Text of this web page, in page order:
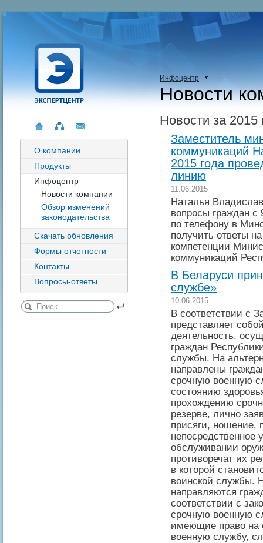
О компании
Продукты
Инфоцентр
Новости компании
Обзор изменений
законодательства
Скачать обновления
Формы отчетности
Контакты
Вопросы-ответы
Инфоцентр
Новости
Новости за 2015
Заместитель
коммуникаций
2015 года
линию
11.06.2015
Наталья
вопросы граждан с
по телефону в
получить ответы
компетенции
коммуникаций
В Беларуси
службе»
10.06.2015
В соответствии с
представляет
деятельность,
граждан
службы. На
направлены
срочную военную
состоянию
прохождению
резерве, лично
присяги, ношение,
непосредственное
обслуживании
противоречат их
в которой
воинской службы.
направляются
соответствии с
срочную военную
имеющие право на
военную службу,